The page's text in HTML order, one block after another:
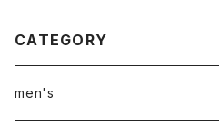
CATEGORY
men's